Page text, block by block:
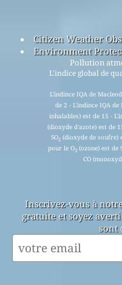
Citizen Weather
Environment
Pollution
L'indice global de
L'indince IQA de
de 2 - L'indince IQA
inhalables) est de 15 -
(dioxyde d'azote) est de
SO2 (dioxyde de soufre)
pour le O3(ozone) est de
CO
Inscrivez-vous à
gratuite et soyez
sont